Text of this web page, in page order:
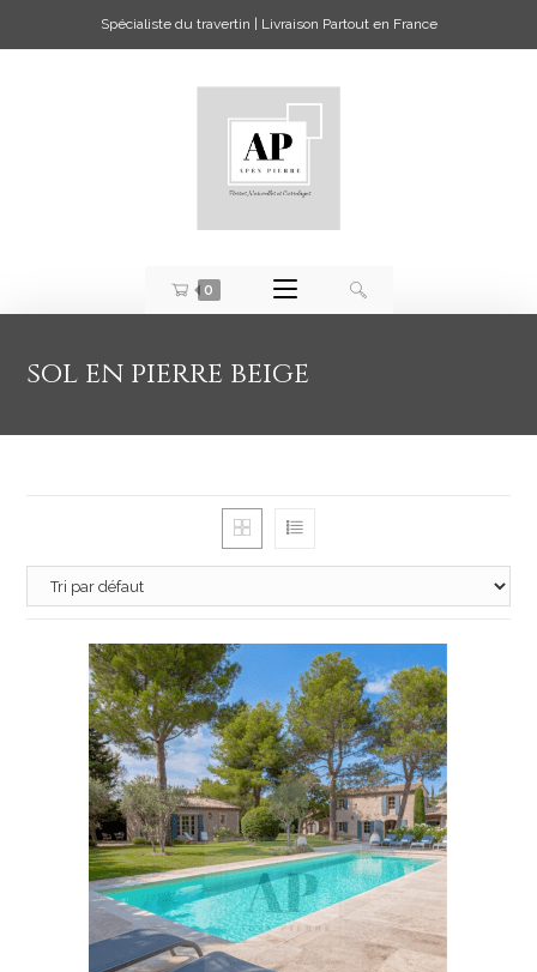
Spécialiste du travertin | Livraison Partout en France
0
sol en pierre beige